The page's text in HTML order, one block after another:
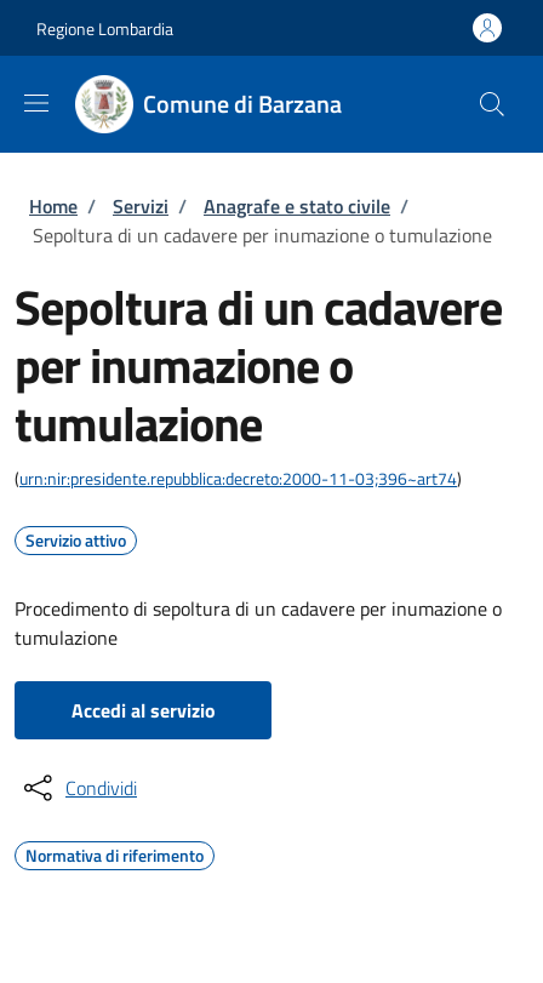
Regione Lombardia
Comune di Barzana
Briciole di pane
Home / Servizi / Anagrafe e stato civile /
Sepoltura di un cadavere per inumazione o tumulazione
Sepoltura di un cadavere
per inumazione o
tumulazione
(urn:nir:presidente.repubblica:decreto:2000-11-03;396~art74)
Servizio attivo
Procedimento di sepoltura di un cadavere per inumazione o
tumulazione
Accedi al servizio
Condividi
Normativa di riferimento